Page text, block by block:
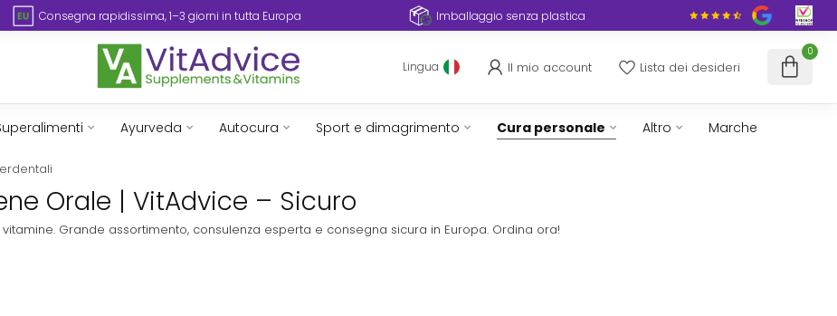
Consegna rapidissima, 1–3 giorni in tutta Europa Imballaggio senza plastica
Lingua Il mio account Lista dei desideri
0
Ayurveda Autocura Sport e dimagrimento Cura personale Altro Marche
Orale | VitAdvice – Sicuro
Grande assortimento, consulenza esperta e consegna sicura in Europa. Ordina ora!